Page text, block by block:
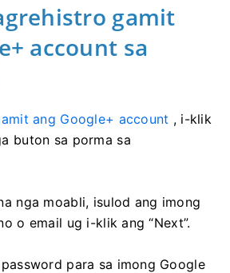
gamit
account sa
ang Google+ account , i-klik
buton sa porma sa
nga moabli, isulod ang imong
o email ug i-klik ang “Next”.
para sa imong Google